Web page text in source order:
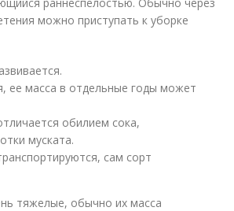
можно приступать к уборке
ее масса в отдельные годы может
обилием сока,
муската.
сам сорт
тяжелые, обычно их масса